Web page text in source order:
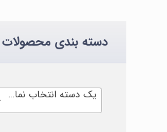
دسته بندی محصولات
یک دسته انتخاب نمایید